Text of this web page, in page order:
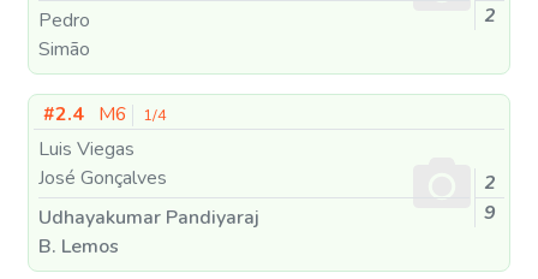
Pedro
Simão
2
#2.4 M6 1/4
Luis Viegas
José Gonçalves
Udhayakumar Pandiyaraj
B. Lemos
2
9